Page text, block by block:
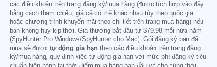
các điều khoản trên trang đăng ký/mua hàng (được tích hợp vào đây
bằng cách tham chiếu; giá cả có thể khác nhau tùy theo quốc gia
hoặc chương trình khuyến mãi theo chi tiết trên trang mua hàng) nếu
bạn không hủy kịp thời. Giá thường bắt đầu từ $79.98 mỗi nửa năm
(SpyHunter Pro Windows/SpyHunter cho Mac). Gói đăng ký bạn đã
mua sẽ được tự động gia hạn theo các điều khoản trên trang đăng
ký/mua hàng, quy định việc tự động gia hạn với mức phí đăng ký tiêu